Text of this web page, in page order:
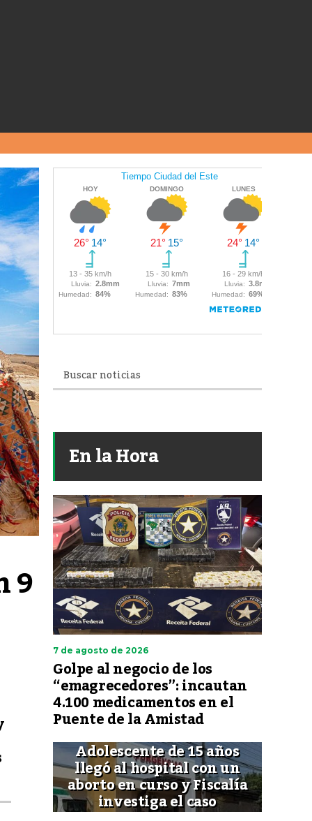
9
En la Hora
7 de agosto de 2026
Golpe al negocio de los
“emagrecedores”: incautan
4.100 medicamentos en el
Puente de la Amistad
Adolescente de 15 años
llegó al hospital con un
aborto en curso y Fiscalía
investiga el caso